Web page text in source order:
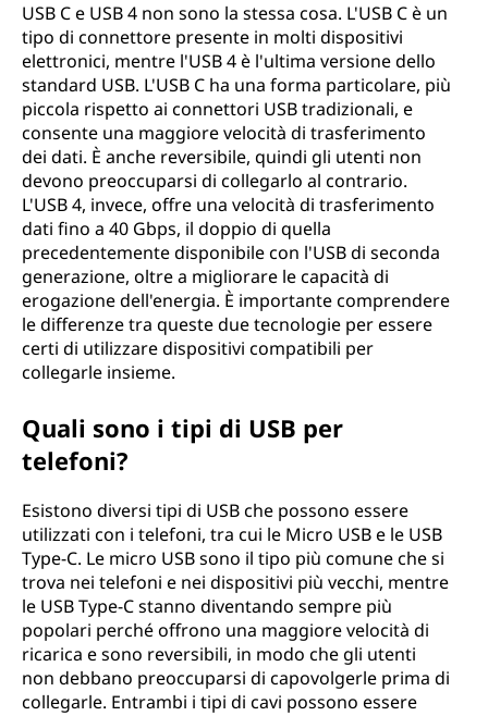
USB C e USB 4 non sono la stessa cosa. L'USB C è un
tipo di connettore presente in molti dispositivi
elettronici, mentre l'USB 4 è l'ultima versione dello
standard USB. L'USB C ha una forma particolare, più
piccola rispetto ai connettori USB tradizionali, e
consente una maggiore velocità di trasferimento
dei dati. È anche reversibile, quindi gli utenti non
devono preoccuparsi di collegarlo al contrario.
L'USB 4, invece, offre una velocità di trasferimento
dati fino a 40 Gbps, il doppio di quella
precedentemente disponibile con l'USB di seconda
generazione, oltre a migliorare le capacità di
erogazione dell'energia. È importante comprendere
le differenze tra queste due tecnologie per essere
certi di utilizzare dispositivi compatibili per
collegarle insieme.
Quali sono i tipi di USB per
telefoni?
Esistono diversi tipi di USB che possono essere
utilizzati con i telefoni, tra cui le Micro USB e le USB
Type-C. Le micro USB sono il tipo più comune che si
trova nei telefoni e nei dispositivi più vecchi, mentre
le USB Type-C stanno diventando sempre più
popolari perché offrono una maggiore velocità di
ricarica e sono reversibili, in modo che gli utenti
non debbano preoccuparsi di capovolgerle prima di
collegarle. Entrambi i tipi di cavi possono essere